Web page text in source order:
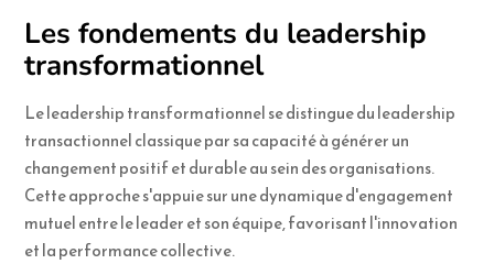
Les fondements du leadership
transformationnel
Le leadership transformationnel se distingue du leadership
transactionnel classique par sa capacité à générer un
changement positif et durable au sein des organisations.
Cette approche s'appuie sur une dynamique d'engagement
mutuel entre le leader et son équipe, favorisant l'innovation
et la performance collective.